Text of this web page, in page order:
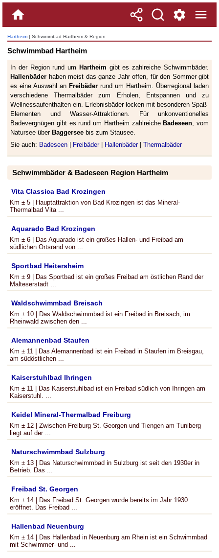
Hartheim | Schwimmbad Hartheim & Region
Schwimmbad Hartheim
In der Region rund um Hartheim gibt es zahlreiche Schwimmbäder.
Hallenbäder haben meist das ganze Jahr offen, für den Sommer gibt
es eine Auswahl an Freibäder rund um Hartheim. Überregional laden
verschiedene Thermalbäder zum Erholen, Entspannen und zu
Wellnessaufenthalten ein. Erlebnisbäder locken mit besonderen Spaß-
Elementen und Wasser-Attraktionen. Für unkonventionelles
Badevergnügen gibt es rund um Hartheim zahlreiche Badeseen, vom
Natursee über Baggersee bis zum Stausee.
Sie auch: Badeseen Freibäder| Hallenbäder| Thermalbäder
Schwimmbäder & Badeseen Region Hartheim
Vita Classica Bad Krozingen
Km ± 5 | Hauptattraktion von Bad Krozingen ist das Mineral-
Thermalbad Vita ...
Aquarado Bad Krozingen
Km ± 6 | Das Aquarado ist ein großes Hallen- und Freibad am
südlichen Ortsrand von ...
Sportbad Heitersheim
Km ± 9 | Das Sportbad ist ein großes Freibad am östlichen Rand der
Malteserstadt ...
Waldschwimmbad Breisach
Km ± 10 | Das Waldschwimmbad ist ein Freibad in Breisach, im
Rheinwald zwischen den ...
Alemannenbad Staufen
Km ± 11 | Das Alemannenbad ist ein Freibad in Staufen im Breisgau,
am südöstlichen ...
Kaiserstuhlbad Ihringen
Km ± 11 | Das Kaiserstuhlbad ist ein Freibad südlich von Ihringen am
Kaiserstuhl. ...
Keidel Mineral-Thermalbad Freiburg
Km ± 12 | Zwischen Freiburg St. Georgen und Tiengen am Tuniberg
liegt auf der ...
Naturschwimmbad Sulzburg
Km ± 13 | Das Naturschwimmbad in Sulzburg ist seit den 1930er in
Betrieb. Das ...
Freibad St. Georgen
Km ± 14 | Das Freibad St. Georgen wurde bereits im Jahr 1930
eröffnet. Das Freibad ...
Hallenbad Neuenburg
Km ± 14 | Das Hallenbad in Neuenburg am Rhein ist ein Schwimmbad
mit Schwimmer- und ...